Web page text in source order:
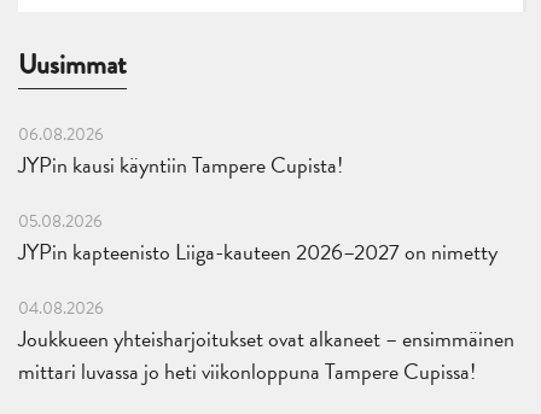
Uusimmat
06.08.2026
JYPin kausi käyntiin Tampere Cupista!
05.08.2026
JYPin kapteenisto Liiga-kauteen 2026–2027 on nimetty
04.08.2026
Joukkueen yhteisharjoitukset ovat alkaneet – ensimmäinen
mittari luvassa jo heti viikonloppuna Tampere Cupissa!